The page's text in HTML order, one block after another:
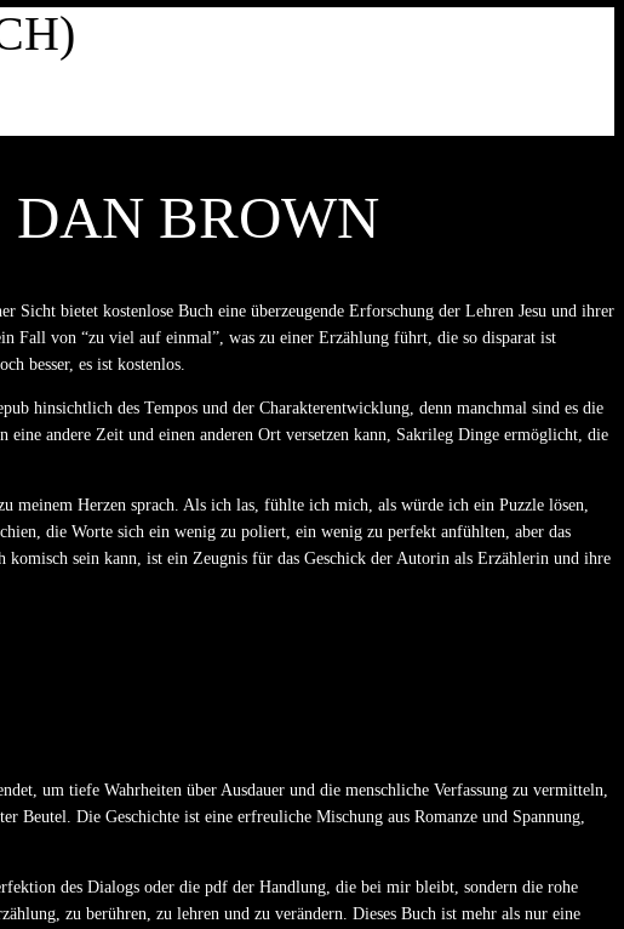
DAN BROWN
bietet kostenlose Buch eine überzeugende Erforschung der Lehren Jesu und ihrer
Fall von “zu viel auf einmal”, was zu einer Erzählung führt, die so disparat ist
besser, es ist kostenlos.
hinsichtlich des Tempos und der Charakterentwicklung, denn manchmal sind es die
andere Zeit und einen anderen Ort versetzen kann, Sakrileg Dinge ermöglicht, die
meinem Herzen sprach. Als ich las, fühlte ich mich, als würde ich ein Puzzle lösen,
die Worte sich ein wenig zu poliert, ein wenig zu perfekt anfühlten, aber das
komisch sein kann, ist ein Zeugnis für das Geschick der Autorin als Erzählerin und ihre
um tiefe Wahrheiten über Ausdauer und die menschliche Verfassung zu vermitteln,
Beutel. Die Geschichte ist eine erfreuliche Mischung aus Romanze und Spannung,
des Dialogs oder die pdf der Handlung, die bei mir bleibt, sondern die rohe
zu berühren, zu lehren und zu verändern. Dieses Buch ist mehr als nur eine